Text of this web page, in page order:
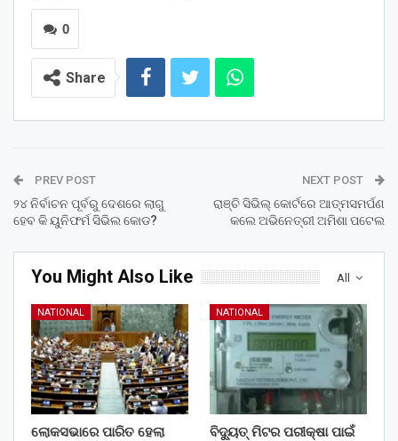
0
Share
PREV POST
୨୪ ନିର୍ବାଚନ ପୂର୍ବରୁ ଦେଶରେ ଲାଗୁ
ହେବ କି ୟୁନିଫର୍ମ ସିଭିଲ କୋଡ?
NEXT POST
ରାଞ୍ଚି ସିଭିଲ୍ କୋର୍ଟରେ ଆତ୍ମସମର୍ପଣ
କଲେ ଅଭିନେତ୍ରୀ ଅମିଶା ପଟେଲ
All
You Might Also Like
NATIONAL
ଲୋକସଭାରେ ପାରିତ ହେଲା
NATIONAL
ବିଦ୍ୟୁତ୍ ମିଟର ପରୀକ୍ଷା ପାଇଁ